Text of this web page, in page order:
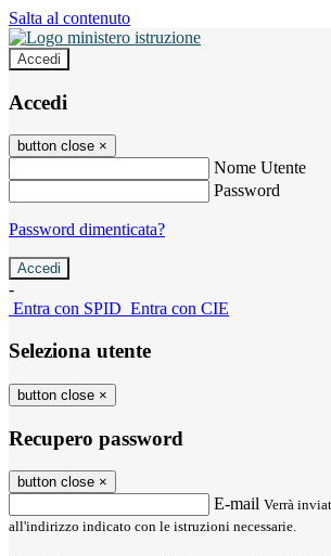
Salta al contenuto
Accedi
Accedi
button close ×
Nome Utente
Password
Password dimenticata?
-
Entra con SPID Entra con CIE
Seleziona utente
button close ×
Recupero password
button close ×
E-mail Verrà
all'indirizzo indicato con le istruzioni necessarie.